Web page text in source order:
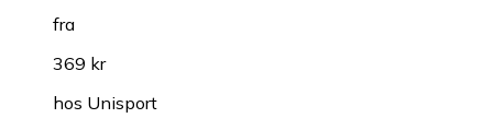
fra
369 kr
hos Unisport